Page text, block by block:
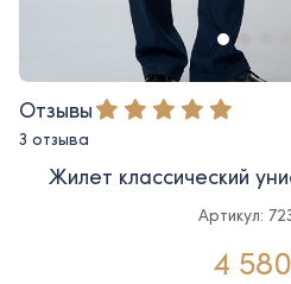
Отзывы
3 отзыва
Жилет классический
Артикул:
4